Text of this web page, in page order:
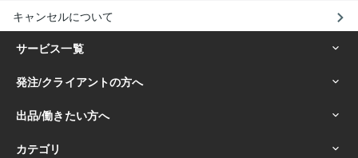
キャンセルについて